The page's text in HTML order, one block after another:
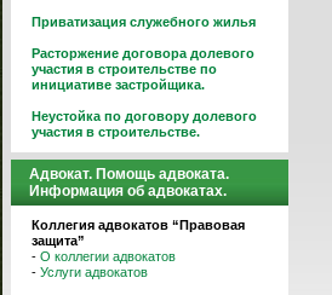
Приватизация служебного жилья
Расторжение договора долевого
участия в строительстве по
инициативе застройщика.
Неустойка по договору долевого
участия в строительстве.
Адвокат. Помощь адвоката.
Информация об адвокатах.
Коллегия адвокатов “Правовая
защита”
- О коллегии адвокатов
- Услуги адвокатов